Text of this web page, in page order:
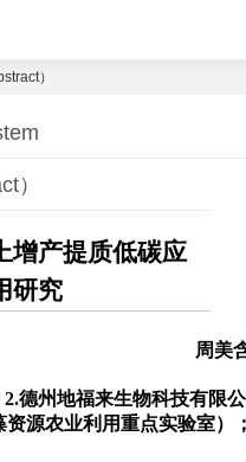
）
）
增产提质低碳应
研究
周美
2.德州地福来生物科技有限
资源农业利用重点实验室